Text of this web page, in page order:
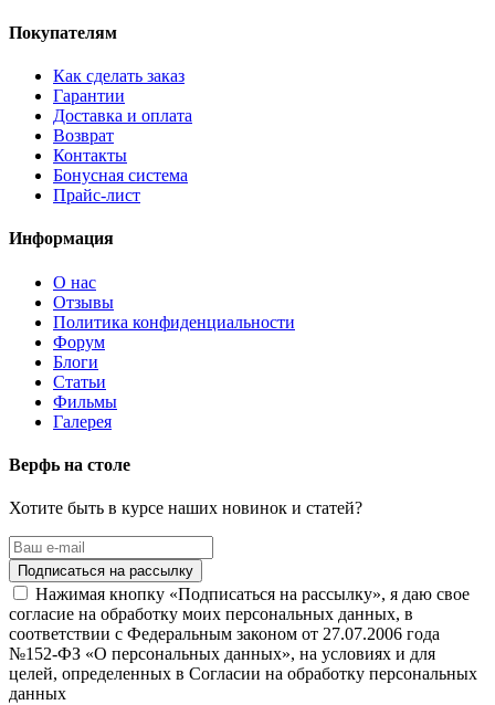
Покупателям
Как сделать заказ
Гарантии
Доставка и оплата
Возврат
Контакты
Бонусная система
Прайс-лист
Информация
О нас
Отзывы
Политика конфиденциальности
Форум
Блоги
Статьи
Фильмы
Галерея
Верфь на столе
Хотите быть в курсе наших новинок и статей?
Нажимая кнопку «Подписаться на рассылку», я даю свое
согласие на обработку моих персональных данных, в
соответствии с Федеральным законом от 27.07.2006 года
№152-ФЗ «О персональных данных», на условиях и для
целей, определенных в Согласии на обработку персональных
данных